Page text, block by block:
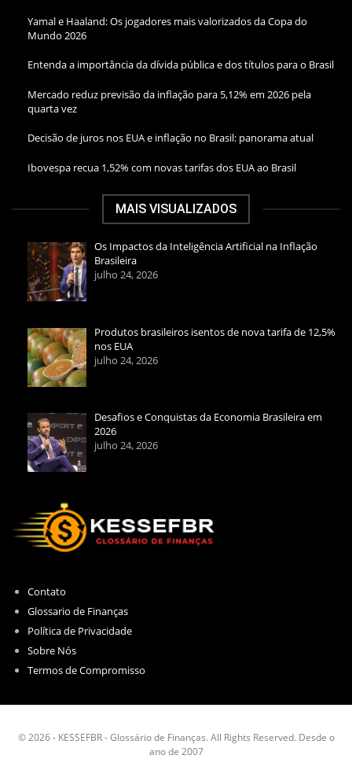
Yamal e Haaland: Os jogadores mais valorizados da Copa do
Mundo 2026
Entenda a importância da dívida pública e dos títulos para o Brasil
Mercado reduz previsão da inflação para 5,12% em 2026 pela
quarta vez
Decisão de juros nos EUA e inflação no Brasil: panorama atual
Ibovespa recua 1,52% com novas tarifas dos EUA ao Brasil
MAIS VISUALIZADOS
Os Impactos da Inteligência Artificial na Inflação
Brasileira
julho 24, 2026
Produtos brasileiros isentos de nova tarifa de 12,5%
nos EUA
julho 24, 2026
Desafios e Conquistas da Economia Brasileira em
2026
julho 24, 2026
Contato
Glossario de Finanças
Política de Privacidade
Sobre Nós
Termos de Compromisso
© 2026 - KESSEFBR - Glossário de Finanças. All Rights Reserved. Desde o
ano de 2007